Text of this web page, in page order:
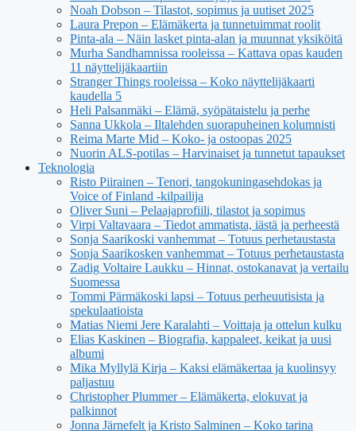
Noah Dobson – Tilastot, sopimus ja uutiset 2025
Laura Prepon – Elämäkerta ja tunnetuimmat roolit
Pinta-ala – Näin lasket pinta-alan ja muunnat yksiköitä
Murha Sandhamnissa rooleissa – Kattava opas kauden
11 näyttelijäkaartiin
Stranger Things rooleissa – Koko näyttelijäkaarti
kaudella 5
Heli Palsanmäki – Elämä, syöpätaistelu ja perhe
Sanna Ukkola – Iltalehden suorapuheinen kolumnisti
Reima Marte Mid – Koko- ja ostoopas 2025
Nuorin ALS-potilas – Harvinaiset ja tunnetut tapaukset
Teknologia
Risto Piirainen – Tenori, tangokuningasehdokas ja
Voice of Finland -kilpailija
Oliver Suni – Pelaajaprofiili, tilastot ja sopimus
Virpi Valtavaara – Tiedot ammatista, iästä ja perheestä
Sonja Saarikoski vanhemmat – Totuus perhetaustasta
Sonja Saarikosken vanhemmat – Totuus perhetaustasta
Zadig Voltaire Laukku – Hinnat, ostokanavat ja vertailu
Suomessa
Tommi Pärmäkoski lapsi – Totuus perheuutisista ja
spekulaatioista
Matias Niemi Jere Karalahti – Voittaja ja ottelun kulku
Elias Kaskinen – Biografia, kappaleet, keikat ja uusi
albumi
Mika Myllylä Kirja – Kaksi elämäkertaa ja kuolinsyy
paljastuu
Christopher Plummer – Elämäkerta, elokuvat ja
palkinnot
Jonna Järnefelt ja Kristo Salminen – Koko tarina